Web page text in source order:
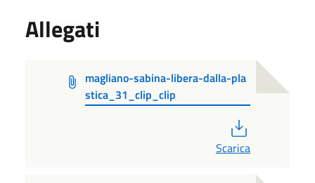
Allegati
magliano-sabina-libera-dalla-pla
stica_31_clip_clip
Scarica